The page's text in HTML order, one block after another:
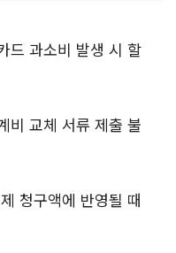
드 과소비 발생 시 할
비 교체 서류 제출 불
청구액에 반영될 때